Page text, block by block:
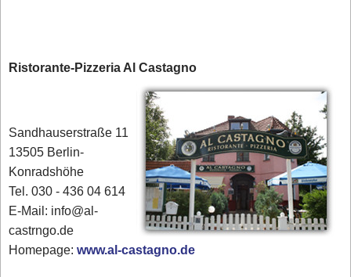
Ristorante-Pizzeria Al Castagno
Sandhauserstraße 11
13505 Berlin-
Konradshöhe
Tel. 030 - 436 04 614
E-Mail: info@al-
castrngo.de
Homepage:www.al-castagno.de